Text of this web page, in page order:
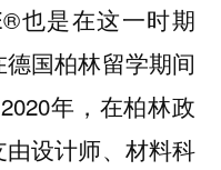
也是在这一时期
国柏林留学期间
年，在柏林政
设计师、材料科